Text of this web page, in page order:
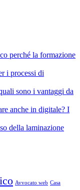
perché la formazione
i processi di
sono i vantaggi da
anche in digitale? I
della laminazione
Avvocato web Casa